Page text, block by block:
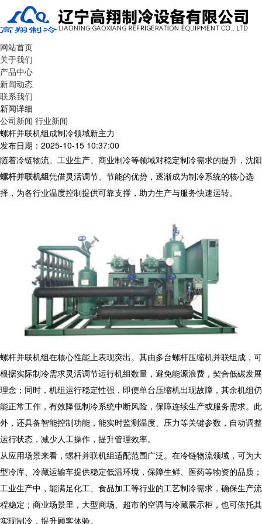
网站首页
关于我们
产品中心
新闻动态
联系我们
新闻详细
公司新闻 行业新闻
螺杆并联机组成制冷领域新主力
发布日期：2025-10-15 10:37:00
随着冷链物流、工业生产、商业制冷等领域对稳定制冷需求的提升，沈阳
螺杆并联机组凭借灵活调节、节能的优势，逐渐成为制冷系统的核心选
择，为各行业温度控制提供可靠支撑，助力生产与服务快速运转。
螺杆并联机组在核心性能上表现突出。其由多台螺杆压缩机并联组成，可
根据实际制冷需求灵活调节运行机组数量，避免能源浪费，契合低碳发展
理念；同时，机组运行稳定性强，即便单台压缩机出现故障，其余机组仍
能正常工作，有效降低制冷系统中断风险，保障连续生产或服务需求。此
外，还具备智能控制功能，能实时监测温度、压力等关键参数，自动调整
运行状态，减少人工操作，提升管理效率。
从应用场景来看，螺杆并联机组适配范围广泛。在冷链物流领域，可为大
型冷库、冷藏运输车提供稳定低温环境，保障生鲜、医药等物资的品质；
工业生产中，能满足化工、食品加工等行业的工艺制冷需求，确保生产流
程稳定；商业场景里，大型商场、超市的空调与冷藏展示柜，也可依托其
实现制冷，提升顾客体验。